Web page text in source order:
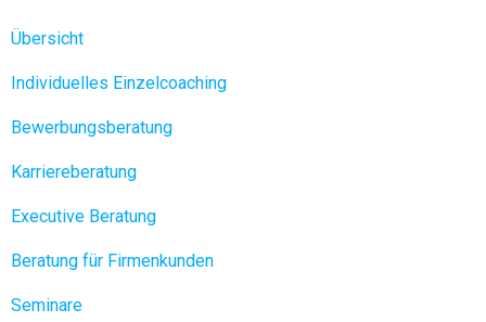
Übersicht
Individuelles Einzelcoaching
Bewerbungsberatung
Karriereberatung
Executive Beratung
Beratung für Firmenkunden
Seminare